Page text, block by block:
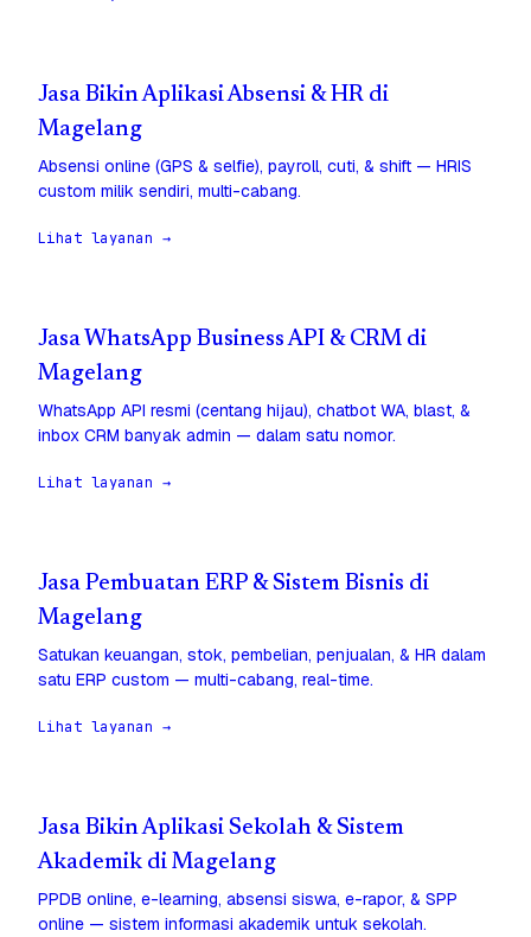
Jasa Bikin Aplikasi Absensi & HR di
Magelang
Absensi online (GPS & selfie), payroll, cuti, & shift — HRIS
custom milik sendiri, multi-cabang.
Lihat layanan →
Jasa WhatsApp Business API & CRM di
Magelang
WhatsApp API resmi (centang hijau), chatbot WA, blast, &
inbox CRM banyak admin — dalam satu nomor.
Lihat layanan →
Jasa Pembuatan ERP & Sistem Bisnis di
Magelang
Satukan keuangan, stok, pembelian, penjualan, & HR dalam
satu ERP custom — multi-cabang, real-time.
Lihat layanan →
Jasa Bikin Aplikasi Sekolah & Sistem
Akademik di Magelang
PPDB online, e-learning, absensi siswa, e-rapor, & SPP
online — sistem informasi akademik untuk sekolah.